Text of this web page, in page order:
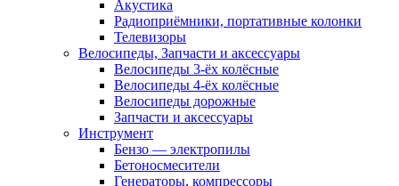
Акустика
Радиоприёмники, портативные колонки
Телевизоры
Велосипеды, Запчасти и аксессуары
Велосипеды 3-ёх колёсные
Велосипеды 4-ёх колёсные
Велосипеды дорожные
Запчасти и аксессуары
Инструмент
Бензо — электропилы
Бетоносмесители
Генераторы, компрессоры